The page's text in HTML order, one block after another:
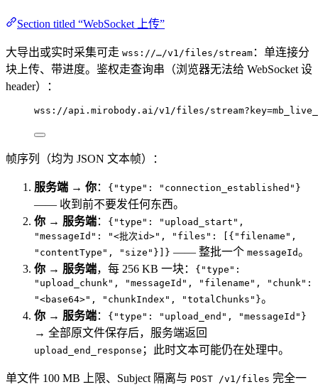
Section titled “WebSocket 上传”
大导出或实时采集可走 wss://…/v1/files/stream ：单连接分
块上传、带进度。鉴权走查询串（浏览器无法给 WebSocket 设
header）：
wss://api.mirobody.ai/v1/files/
帧序列（均为 JSON 文本帧）：
服务端 → 你： {"type": "connection_established"}
—— 收到前不要发任何东西。
你 → 服务端：
{"type": "upload_start",
"messageId": "<批次id>", "files": [{"filename",
"contentType", "size"}]} —— 整批一个 messageId。
你 → 服务端，每 256 KB 一块：
{"type":
"upload_chunk", "messageId", "filename", "chunk":
"<base64>", "chunkIndex", "totalChunks"}。
你 → 服务端： {"type": "upload_end", "messageId"}
→ 全部原文件保存后，服务端返回
upload_end_response ；此时文本可能仍在处理中。
单文件 100 MB 上限、Subject 隔离与 POST /v1/files 完全一